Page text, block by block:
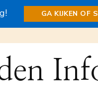
GA KIJKEN OF